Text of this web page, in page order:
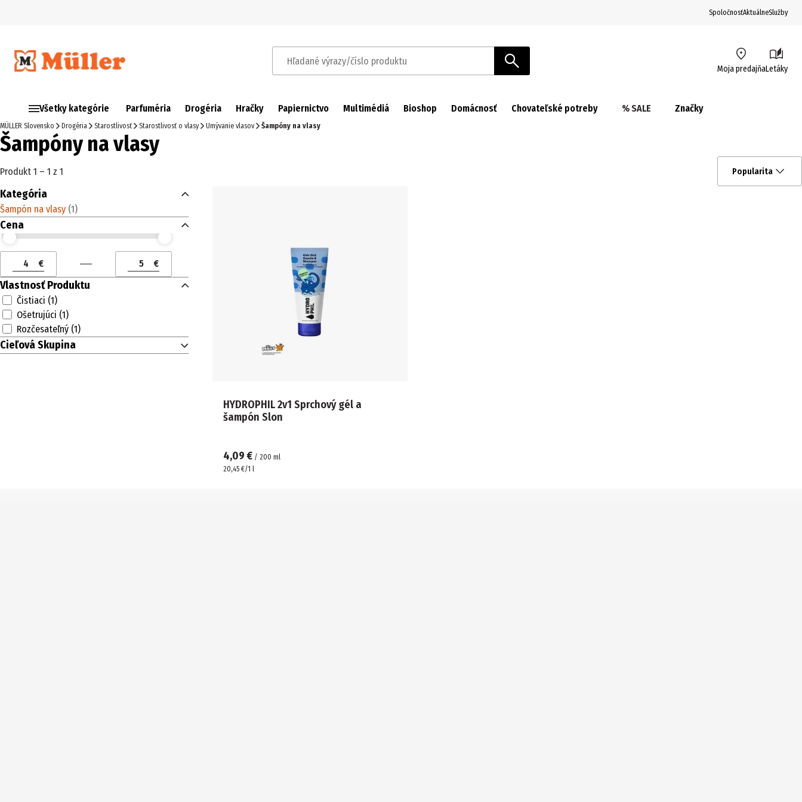
SpoločnosťAktuálneSlužby
Hľadané výrazy/číslo produktu Moja predajňaLetáky
Všetky kategórie Parfuméria Drogéria Hračky Papiernictvo Multimédiá Bioshop Domácnosť Chovateľské potreby % SALE Značky
MÜLLER Slovensko Drogéria Starostlivosť Starostlivosť o vlasy Umývanie vlasov Šampóny na vlasy
Šampóny na vlasy
Produkt 1 – 1 z 1 Popularita
Kategória
Šampón na vlasy (1)
Cena
Cena (€) od
Cena (€) do
Cena (€) od
€
Cena (€) do
€
Vlastnosť Produktu
Čistiaci (1)
Ošetrujúci (1)
Rozčesateľný (1)
Cieľová Skupina
HYDROPHIL 2v1 Sprchový gél a
šampón Slon
4,09 € / 200 ml
20,45 €/1 l